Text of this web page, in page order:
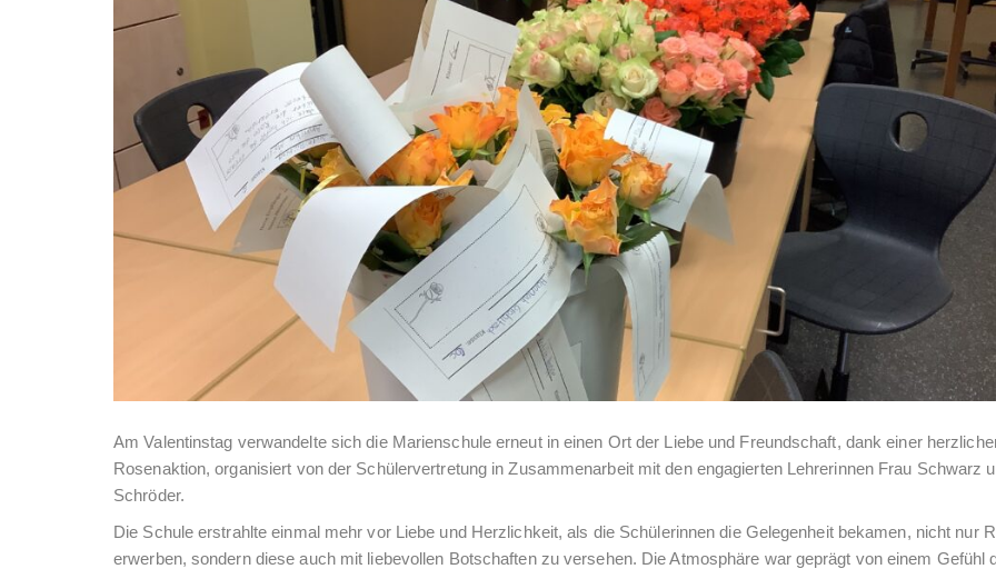
Am Valentinstag verwandelte sich die Marienschule erneut in einen Ort der Liebe und Freundschaft, dank einer
Rosenaktion, organisiert von der Schülervertretung in Zusammenarbeit mit den engagierten Lehrerinnen Frau Schwarz
Schröder.
Die Schule erstrahlte einmal mehr vor Liebe und Herzlichkeit, als die Schülerinnen die Gelegenheit bekamen, nicht nur
erwerben, sondern diese auch mit liebevollen Botschaften zu versehen. Die Atmosphäre war geprägt von einem Gefühl